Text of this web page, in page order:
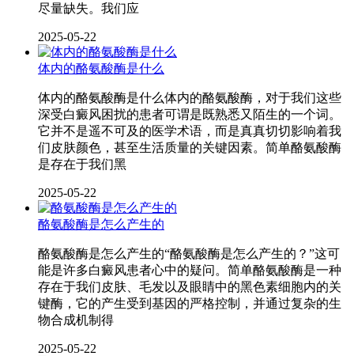
尽量缺失。我们应
2025-05-22
体内的酪氨酸酶是什么
体内的酪氨酸酶是什么体内的酪氨酸酶，对于我们这些
深受白癜风困扰的患者可谓是既熟悉又陌生的一个词。
它并不是遥不可及的医学术语，而是真真切切影响着我
们皮肤颜色，甚至生活质量的关键因素。简单酪氨酸酶
是存在于我们黑
2025-05-22
酪氨酸酶是怎么产生的
酪氨酸酶是怎么产生的“酪氨酸酶是怎么产生的？”这可
能是许多白癜风患者心中的疑问。简单酪氨酸酶是一种
存在于我们皮肤、毛发以及眼睛中的黑色素细胞内的关
键酶，它的产生受到基因的严格控制，并通过复杂的生
物合成机制得
2025-05-22